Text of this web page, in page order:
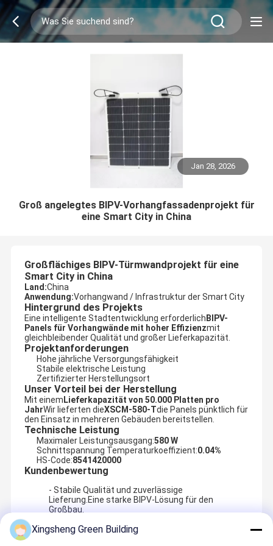
Jan 28, 2026
Groß angelegtes BIPV-Vorhangfassadenprojekt für
eine Smart City in China
Großflächiges BIPV-Türmwandprojekt für eine
Smart City in China
Land:China
Anwendung:Vorhangwand / Infrastruktur der Smart City
Hintergrund des Projekts
Eine intelligente Stadtentwicklung erforderlich BIPV-
Panels für Vorhangwände mit hoher Effizienzmit
gleichbleibender Qualität und großer Lieferkapazität.
Projektanforderungen
Hohe jährliche Versorgungsfähigkeit
Stabile elektrische Leistung
Zertifizierter Herstellungsort
Unser Vorteil bei der Herstellung
Mit einem Lieferkapazität von 50.000 Platten pro
JahrWir lieferten dieXSCM-580-Tdie Panels pünktlich für
den Einsatz in mehreren Gebäuden bereitstellen.
Technische Leistung
Maximaler Leistungsausgang:580 W
Schnittspannung Temperaturkoeffizient:0.04%
HS-Code:8541420000
Kundenbewertung
- Stabile Qualität und zuverlässige
Lieferung.Eine starke BIPV-Lösung für den
Großbau.
Xingsheng Green Building